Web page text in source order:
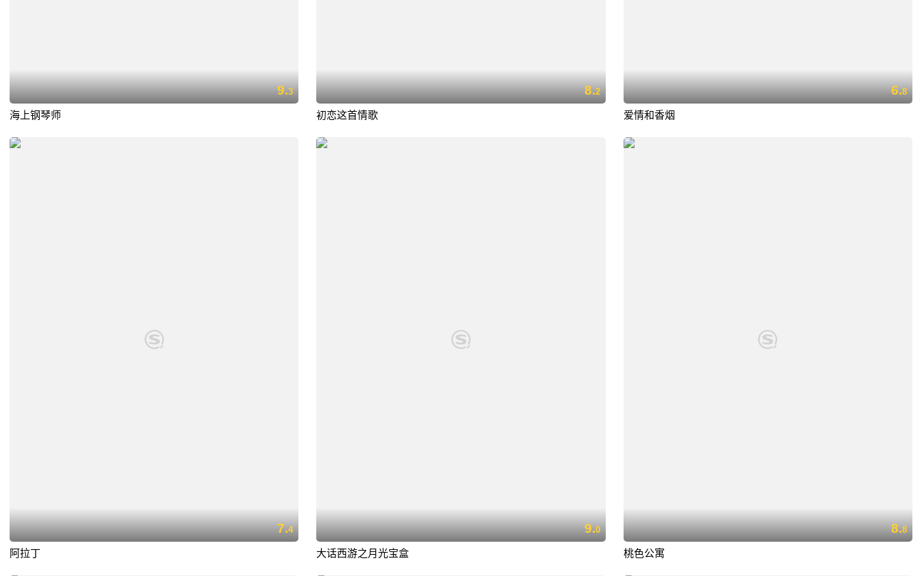
9.3
海上钢琴师
8.2
初恋这首情歌
6.8
爱情和香烟
7.4
阿拉丁
9.0
大话西游之月光宝盒
8.8
桃色公寓